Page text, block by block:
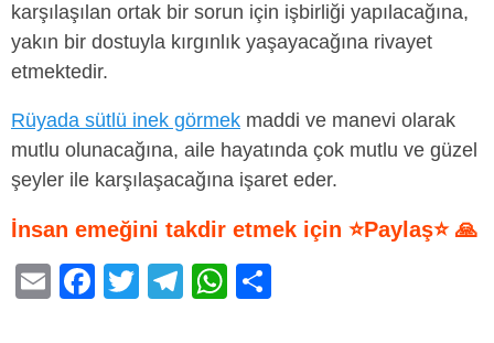
karşılaşılan ortak bir sorun için işbirliği yapılacağına,
yakın bir dostuyla kırgınlık yaşayacağına rivayet
etmektedir.
Rüyada sütlü inek görmek maddi ve manevi olarak
mutlu olunacağına, aile hayatında çok mutlu ve güzel
şeyler ile karşılaşacağına işaret eder.
İnsan emeğini takdir etmek için ⭐Paylaş⭐ 🙏
E
F
T
T
W